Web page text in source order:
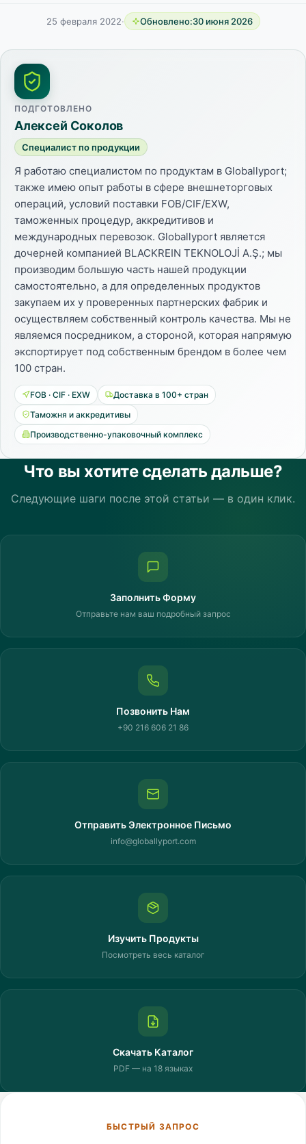
25 февраля 2022· Обновлено:30 июня 2026
ПОДГОТОВЛЕНО
Алексей Соколов
Специалист по продукции
Я работаю специалистом по продуктам в Globallyport;
также имею опыт работы в сфере внешнеторговых
операций, условий поставки FOB/CIF/EXW,
таможенных процедур, аккредитивов и
международных перевозок. Globallyport является
дочерней компанией BLACKREIN TEKNOLOJİ A.Ş.; мы
производим большую часть нашей продукции
самостоятельно, а для определенных продуктов
закупаем их у проверенных партнерских фабрик и
осуществляем собственный контроль качества. Мы не
являемся посредником, а стороной, которая напрямую
экспортирует под собственным брендом в более чем
100 стран.
FOB · CIF · EXW
Доставка в 100+ стран
Таможня и аккредитивы
Производственно-упаковочный комплекс
Что вы хотите сделать дальше?
Следующие шаги после этой статьи — в один клик.
Заполнить Форму
Отправьте нам ваш подробный запрос
Позвонить Нам
+90 216 606 21 86
Отправить Электронное Письмо
info@globallyport.com
Изучить Продукты
Посмотреть весь каталог
Скачать Каталог
PDF — на 18 языках
БЫСТРЫЙ ЗАПРОС